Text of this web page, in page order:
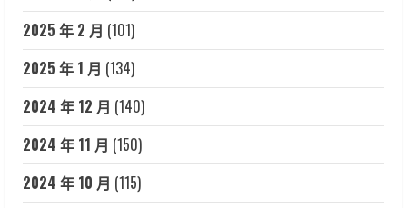
2025 年 2 月 (101)
2025 年 1 月 (134)
2024 年 12 月 (140)
2024 年 11 月 (150)
2024 年 10 月 (115)